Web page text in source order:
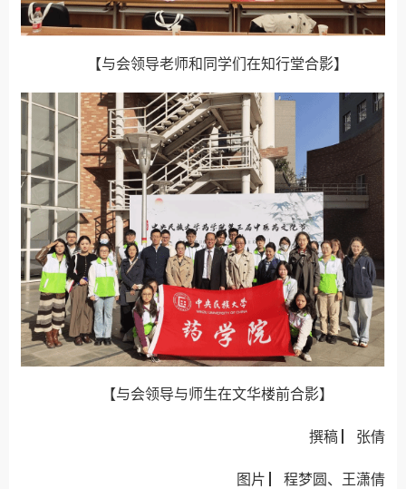
【与会领导老师和同学们在知行堂合影】
【与会领导与师生在文华楼前合影】
撰稿 张倩
图片 ▏程梦圆、王潇倩